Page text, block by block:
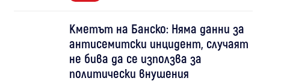
Кметът на Банско: Няма данни за
антисемитски инцидент, случаят
не бива да се използва за
политически внушения